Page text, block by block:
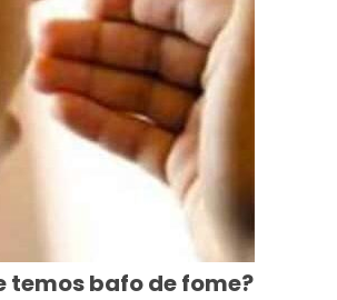
temos bafo de fome?